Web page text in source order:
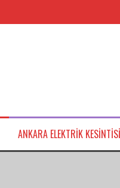
ANKARA ELEKTRIK KESINTISI